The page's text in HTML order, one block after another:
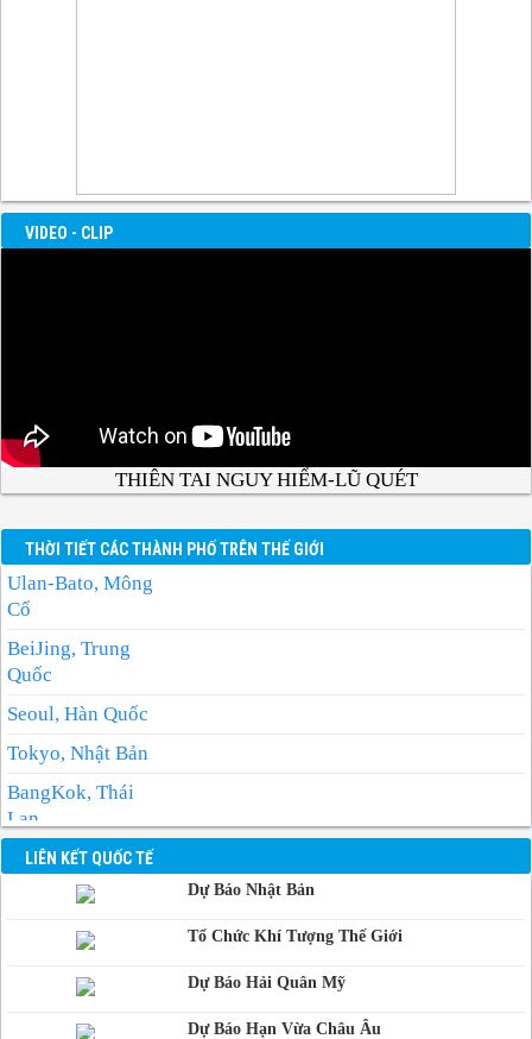
VIDEO - CLIP
THIÊN TAI NGUY HIỂM-LŨ QUÉT
THỜI TIẾT CÁC THÀNH PHỐ TRÊN THẾ GIỚI
Ulan-Bato, Mông
Cổ
BeiJing, Trung
Quốc
Seoul, Hàn Quốc
Tokyo, Nhật Bản
BangKok, Thái
Lan
Manila, Philippin
Phnom-Penh,
LIÊN KẾT QUỐC TẾ
Dự Báo Nhật Bản
Tổ Chức Khí Tượng Thế Giới
Dự Báo Hải Quân Mỹ
Dự Báo Hạn Vừa Châu Âu